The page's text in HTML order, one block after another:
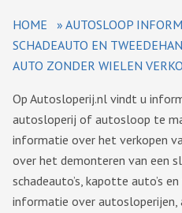
HOME » AUTOSLOOP
SCHADEAUTO EN
AUTO ZONDER WIELEN
Op Autosloperij.nl vindt u
autosloperij of autosloop te
informatie over het verkopen
over het demonteren van een
schadeauto’s, kapotte auto’s
informatie over autosloperijen,